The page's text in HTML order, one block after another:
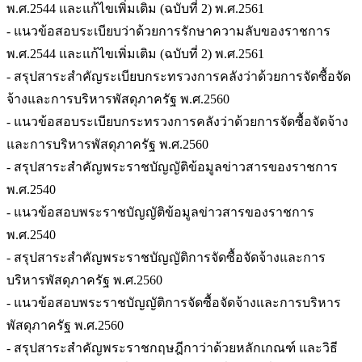
พ.ศ.2544 และแก้ไขเพิ่มเติม (ฉบับที่ 2) พ.ศ.2561
- แนวข้อสอบระเบียบว่าด้วยการรักษาความลับของราชการ
พ.ศ.2544 และแก้ไขเพิ่มเติม (ฉบับที่ 2) พ.ศ.2561
- สรุปสาระสำคัญระเบียบกระทรวงการคลังว่าด้วยการจัดซื้อจัด
จ้างและการบริหารพัสดุภาครัฐ พ.ศ.2560
- แนวข้อสอบระเบียบกระทรวงการคลังว่าด้วยการจัดซื้อจัดจ้าง
และการบริหารพัสดุภาครัฐ พ.ศ.2560
- สรุปสาระสำคัญพระราชบัญญัติข้อมูลข่าวสารของราชการ
พ.ศ.2540
- แนวข้อสอบพระราชบัญญัติข้อมูลข่าวสารของราชการ
พ.ศ.2540
- สรุปสาระสำคัญพระราชบัญญัติการจัดซื้อจัดจ้างและการ
บริหารพัสดุภาครัฐ พ.ศ.2560
- แนวข้อสอบพระราชบัญญัติการจัดซื้อจัดจ้างและการบริหาร
พัสดุภาครัฐ พ.ศ.2560
- สรุปสาระสำคัญพระราชกฤษฎีกาว่าด้วยหลักเกณฑ์ และวิธี